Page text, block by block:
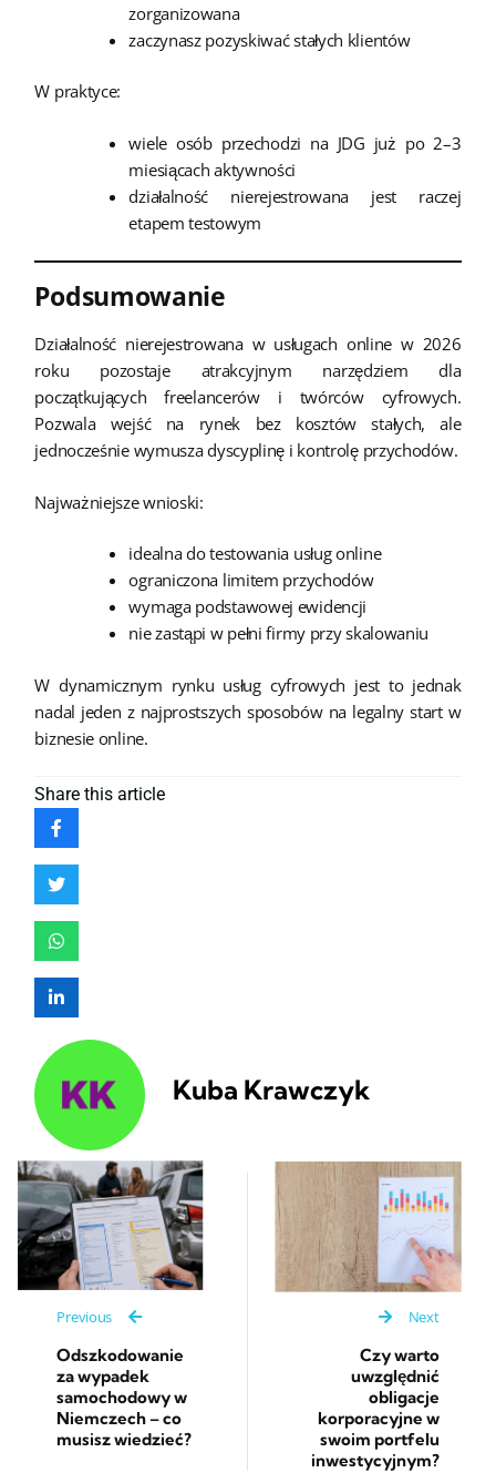
zorganizowana
zaczynasz pozyskiwać stałych klientów
W praktyce:
wiele osób przechodzi na JDG już po 2–3
miesiącach aktywności
działalność nierejestrowana jest raczej
etapem testowym
Podsumowanie
Działalność nierejestrowana w usługach online w 2026
roku pozostaje atrakcyjnym narzędziem dla
początkujących freelancerów i twórców cyfrowych.
Pozwala wejść na rynek bez kosztów stałych, ale
jednocześnie wymusza dyscyplinę i kontrolę przychodów.
Najważniejsze wnioski:
idealna do testowania usług online
ograniczona limitem przychodów
wymaga podstawowej ewidencji
nie zastąpi w pełni firmy przy skalowaniu
W dynamicznym rynku usług cyfrowych jest to jednak
nadal jeden z najprostszych sposobów na legalny start w
biznesie online.
Sharethis article
Kuba Krawczyk
Previous
Odszkodowanie
za wypadek
samochodowy w
Niemczech – co
musisz wiedzieć?
Next
Czy warto
uwzględnić
obligacje
korporacyjne w
swoim portfelu
inwestycyjnym?